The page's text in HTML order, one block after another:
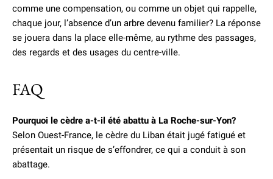
comme une compensation, ou comme un objet qui rappelle,
chaque jour, l’absence d’un arbre devenu familier? La réponse
se jouera dans la place elle-même, au rythme des passages,
des regards et des usages du centre-ville.
FAQ
Pourquoi le cèdre a-t-il été abattu à La Roche-sur-Yon?
Selon Ouest-France, le cèdre du Liban était jugé fatigué et
présentait un risque de s’effondrer, ce qui a conduit à son
abattage.